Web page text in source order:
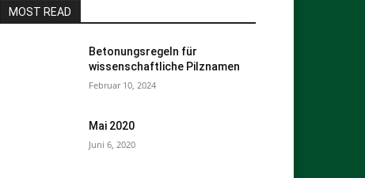
MOST READ
Betonungsregeln für
wissenschaftliche Pilznamen
Februar 10, 2024
Mai 2020
Juni 6, 2020